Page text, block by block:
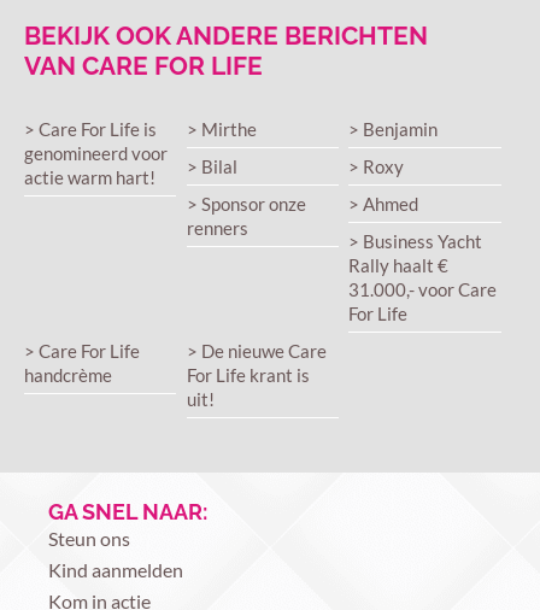
BEKIJK OOK ANDERE BERICHTEN
VAN CARE FOR LIFE
> Care For Life is
genomineerd voor
actie warm hart!
> Mirthe
> Benjamin
> Bilal
> Roxy
> Sponsor onze
renners
> Ahmed
> Business Yacht
Rally haalt €
31.000,- voor Care
For Life
> Care For Life
handcrème
> De nieuwe Care
For Life krant is
uit!
GA SNEL NAAR:
Steun ons
Kind aanmelden
Kom in actie